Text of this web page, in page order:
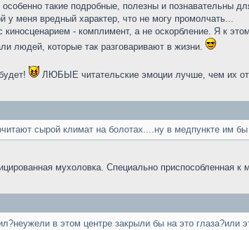
такие подробные, полезны и познавательны
у меня вредный характер, что не могу промолчать...
- комплимент, а не оскорбление. Я к
людей, которые так разговаривают в жизни.
ЛЮБЫЕ читательские эмоции лучше, чем их
сырой климат на болотах....ну в медпункте им
мухоловка. Специально приспособленная
в этом центре закрыли бы на это